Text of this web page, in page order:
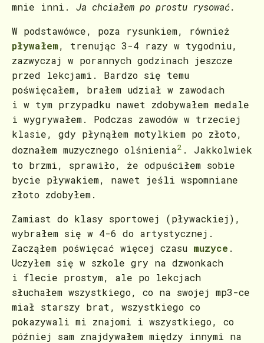
mnie inni. Ja chciałem po prostu rysować.
W podstawówce, poza rysunkiem, również
pływałem, trenując 3-4 razy w tygodniu,
zazwyczaj w porannych godzinach jeszcze
przed lekcjami. Bardzo się temu
poświęcałem, brałem udział w zawodach
i w tym przypadku nawet zdobywałem medale
i wygrywałem. Podczas zawodów w trzeciej
klasie, gdy płynąłem motylkiem po złoto,
doznałem muzycznego olśnienia2 . Jakkolwiek
to brzmi, sprawiło, że odpuściłem sobie
bycie pływakiem, nawet jeśli wspomniane
złoto zdobyłem.
Zamiast do klasy sportowej (pływackiej),
wybrałem się w 4-6 do artystycznej.
Zacząłem poświęcać więcej czasu muzyce .
Uczyłem się w szkole gry na dzwonkach
i flecie prostym, ale po lekcjach
słuchałem wszystkiego, co na swojej mp3-ce
miał starszy brat, wszystkiego co
pokazywali mi znajomi i wszystkiego, co
później sam znajdywałem między innymi na